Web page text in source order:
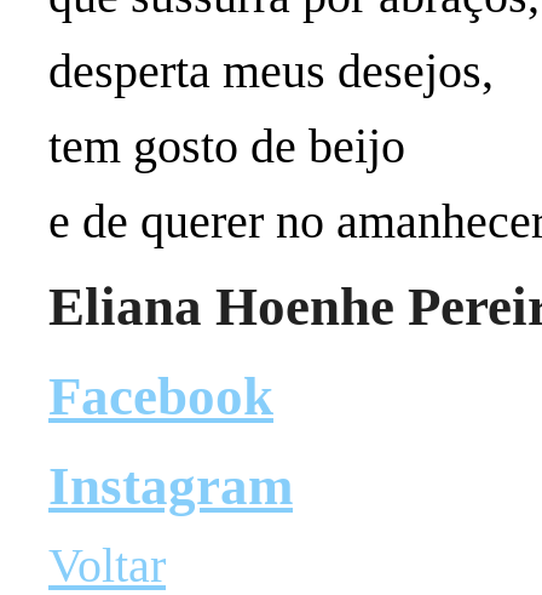
desperta meus desejos,
tem gosto de beijo
e de querer no
Eliana Hoenhe
Facebook
Instagram
Voltar